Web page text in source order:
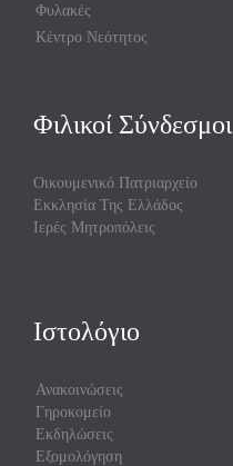
Φυλακές
Κέντρο Νεότητος
Φιλικοί Σύνδεσμοι
Οικουμενικό Πατριαρχείο
Εκκλησία Της Ελλάδος
Ιερές Μητροπόλεις
Ιστολόγιο
Ανακοινώσεις
Γηροκομείο
Εκδηλώσεις
Εξομολόγηση